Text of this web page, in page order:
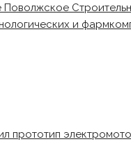
и